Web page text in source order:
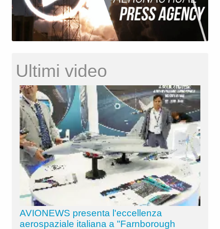
Ultimi video
AVIONEWS presenta l'eccellenza
aerospaziale italiana a "Farnborough